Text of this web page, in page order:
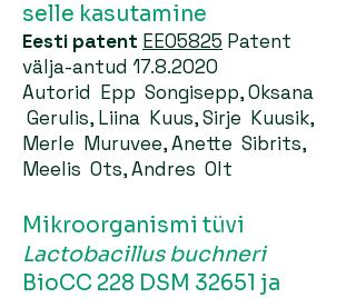
selle kasutamine
Eesti patent EE05825 Patent
välja-antud 17.8.2020
Autorid Epp Songisepp, Oksana
Gerulis, Liina Kuus, Sirje Kuusik,
Merle Muruvee, Anette Sibrits,
Meelis Ots, Andres Olt
Mikroorganismi tüvi
Lactobacillus buchneri
BioCC 228 DSM 32651 ja